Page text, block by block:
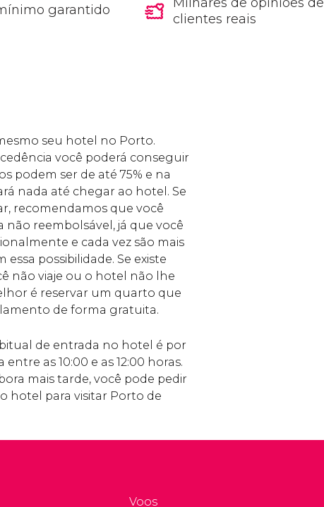
garantido
clientes reais
seu hotel no Porto.
você poderá conseguir
podem ser de até 75% e na
nada até chegar ao hotel. Se
recomendamos que você
reembolsável, já que você
e cada vez são mais
possibilidade. Se existe
não viaje ou o hotel não lhe
é reservar um quarto que
de forma gratuita.
de entrada no hotel é por
as 10:00 e as 12:00 horas.
mais tarde, você pode pedir
hotel para visitar Porto de
Voos